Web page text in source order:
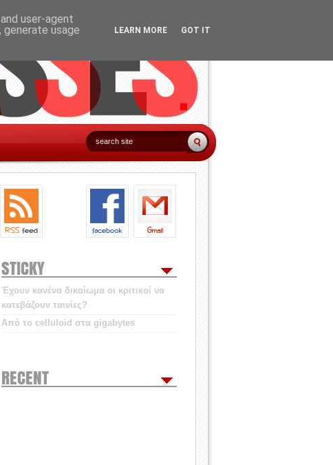
STICKY
Έχουν κανένα δικαίωμα οι κριτικοί να
κατεβάζουν ταινίες?
Από το celluloid στα gigabytes
RECENT
user-agent
usage
LEARN MORE GOT IT